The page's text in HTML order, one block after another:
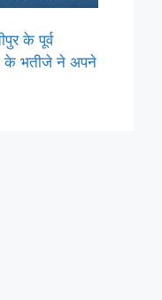
के पूर्व
के भतीजे ने अपने